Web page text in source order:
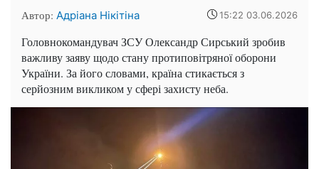
Автор: Адріана Нікітіна 15:22 03.06.2026
Головнокомандувач ЗСУ Олександр Сирський зробив
важливу заяву щодо стану протиповітряної оборони
України. За його словами, країна стикається з
серйозним викликом у сфері захисту неба.